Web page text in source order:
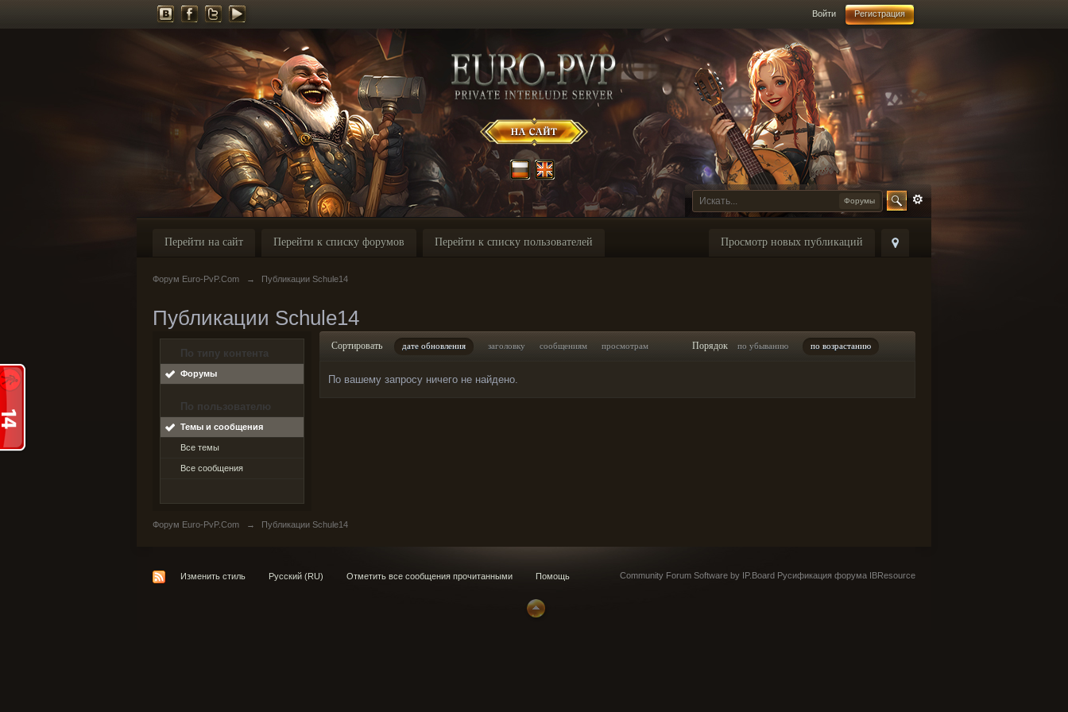
Войти Регистрация
Форумы
Просмотр новых публикаций
Перейти на сайт Перейти к списку форумов Перейти к списку пользователей
Форум Euro-PvP.Com → Публикации Schule14
Публикации Schule14
По типу контента
Форумы
По пользователю
Темы и сообщения
Все темы
Все сообщения
Сортировать дате обновления заголовку сообщениям просмотрам Порядок по убыванию по возрастанию
По вашему запросу ничего не найдено.
Форум Euro-PvP.Com → Публикации Schule14
Изменить стиль Русский (RU) Отметить все сообщения прочитанными Помощь Community Forum Software by IP.Board Русификация форума IBResource